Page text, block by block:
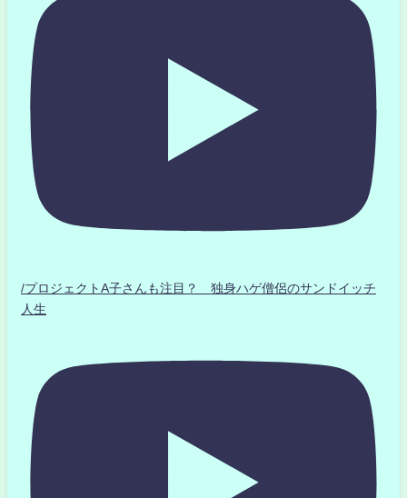
/プロジェクトA子さんも注目？ 独身ハゲ僧侶のサンドイッチ
人生